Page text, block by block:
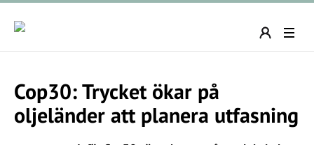
Cop30: Trycket ökar på
oljeländer att planera utfasning